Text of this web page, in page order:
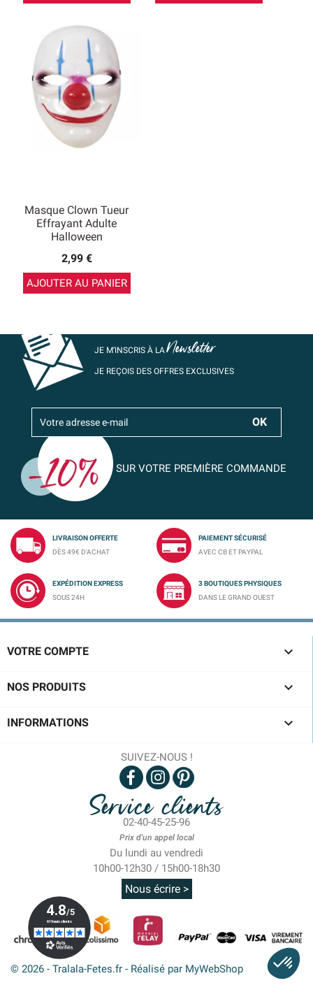
Masque Clown Tueur
Effrayant Adulte
Halloween
2,99 €
AJOUTER AU PANIER
JE M’INSCRIS À LANewsletter
JE REÇOIS DES OFFRES EXCLUSIVES
SUR VOTRE PREMIÈRE COMMANDE
LIVRAISON OFFERTE
DÈS 49€ D'ACHAT
PAIEMENT SÉCURISÉ
AVEC CB ET PAYPAL
EXPÉDITION EXPRESS
SOUS 24H
3 BOUTIQUES PHYSIQUES
DANS LE GRAND OUEST
VOTRE COMPTE 
NOS PRODUITS 
INFORMATIONS 
SUIVEZ-NOUS !
Service clients
02-40-45-25-96
Prix d'un appel local
Du lundi au vendredi
10h00-12h30 / 15h00-18h30
Nous écrire >
© 2026 - Tralala-Fetes.fr - Réalisé par MyWebShop